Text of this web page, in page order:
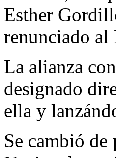
Esther
renunciado al
La alianza
designado
ella y
Se cambió